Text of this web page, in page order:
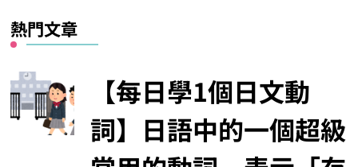
熱門文章
【每日學1個日文動
詞】日語中的一個超級